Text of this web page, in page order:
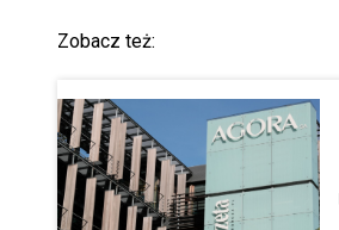
Zobacz też: